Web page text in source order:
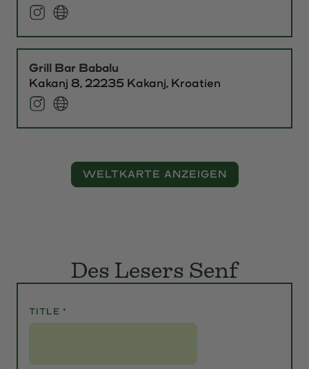
Grill Bar Babalu
Kakanj 8, 22235 Kakanj, Kroatien
WELTKARTE ANZEIGEN
Des Lesers Senf
TITLE *